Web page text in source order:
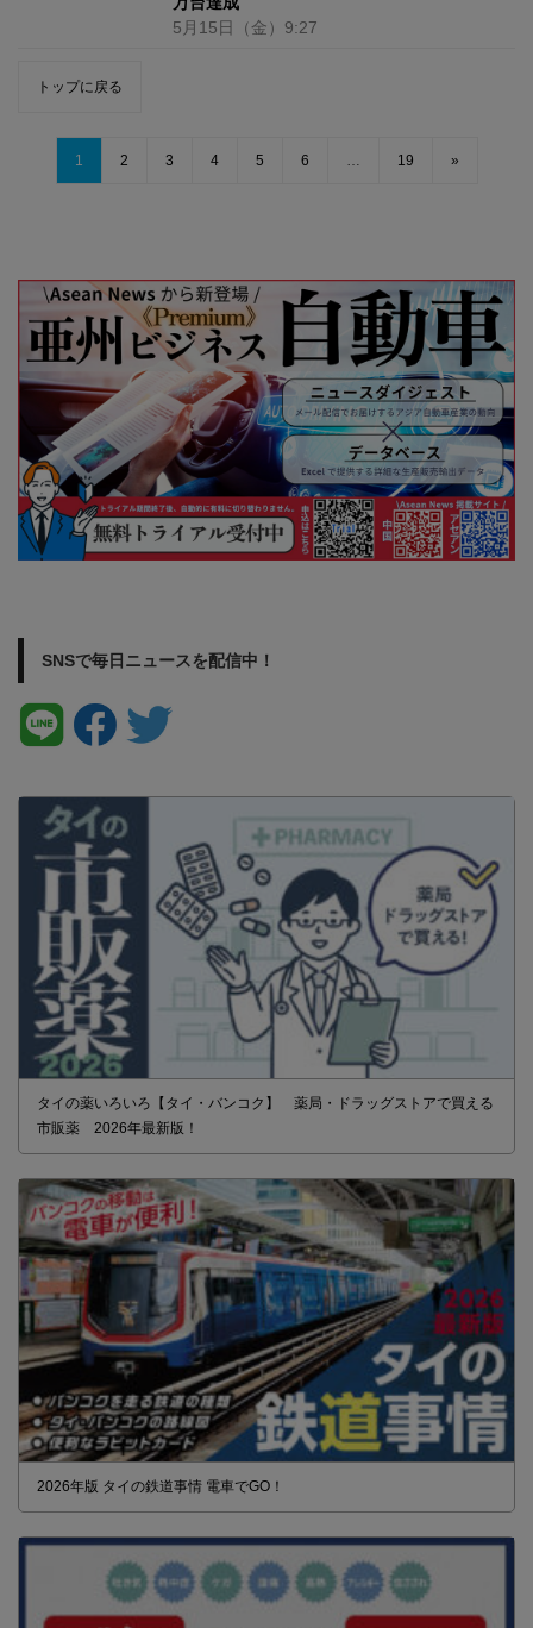
5月15日 （金） 9:27
トップに戻る
1 2 3 4 5 6 19 »
SNSで毎日ニュースを配信中！
タイの薬いろいろ【タイ・バンコク】 薬局・ドラッグストアで買える
市販薬 2026年最新版！
2026年版 タイの鉄道事情 電車でGO！